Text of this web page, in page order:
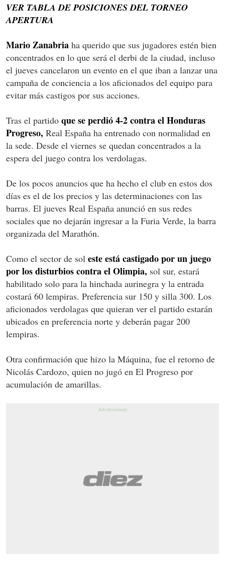
VER TABLA DE POSICIONES DEL TORNEO
APERTURA
Mario Zanabria ha querido que sus jugadores estén bien
concentrados en lo que será el derbi de la ciudad, incluso
el jueves cancelaron un evento en el que iban a lanzar una
campaña de conciencia a los aficionados del equipo para
evitar más castigos por sus acciones.
Tras el partido que se perdió 4-2 contra el Honduras
Progreso, Real España ha entrenado con normalidad en
la sede. Desde el viernes se quedan concentrados a la
espera del juego contra los verdolagas.
De los pocos anuncios que ha hecho el club en estos dos
días es el de los precios y las determinaciones con las
barras. El jueves Real España anunció en sus redes
sociales que no dejarán ingresar a la Furia Verde, la barra
organizada del Marathón.
Como el sector de sol este está castigado por un juego
por los disturbios contra el Olimpia, sol sur, estará
habilitado solo para la hinchada aurinegra y la entrada
costará 60 lempiras. Preferencia sur 150 y silla 300. Los
aficionados verdolagas que quieran ver el partido estarán
ubicados en preferencia norte y deberán pagar 200
lempiras.
Otra confirmación que hizo la Máquina, fue el retorno de
Nicolás Cardozo, quien no jugó en El Progreso por
acumulación de amarillas.